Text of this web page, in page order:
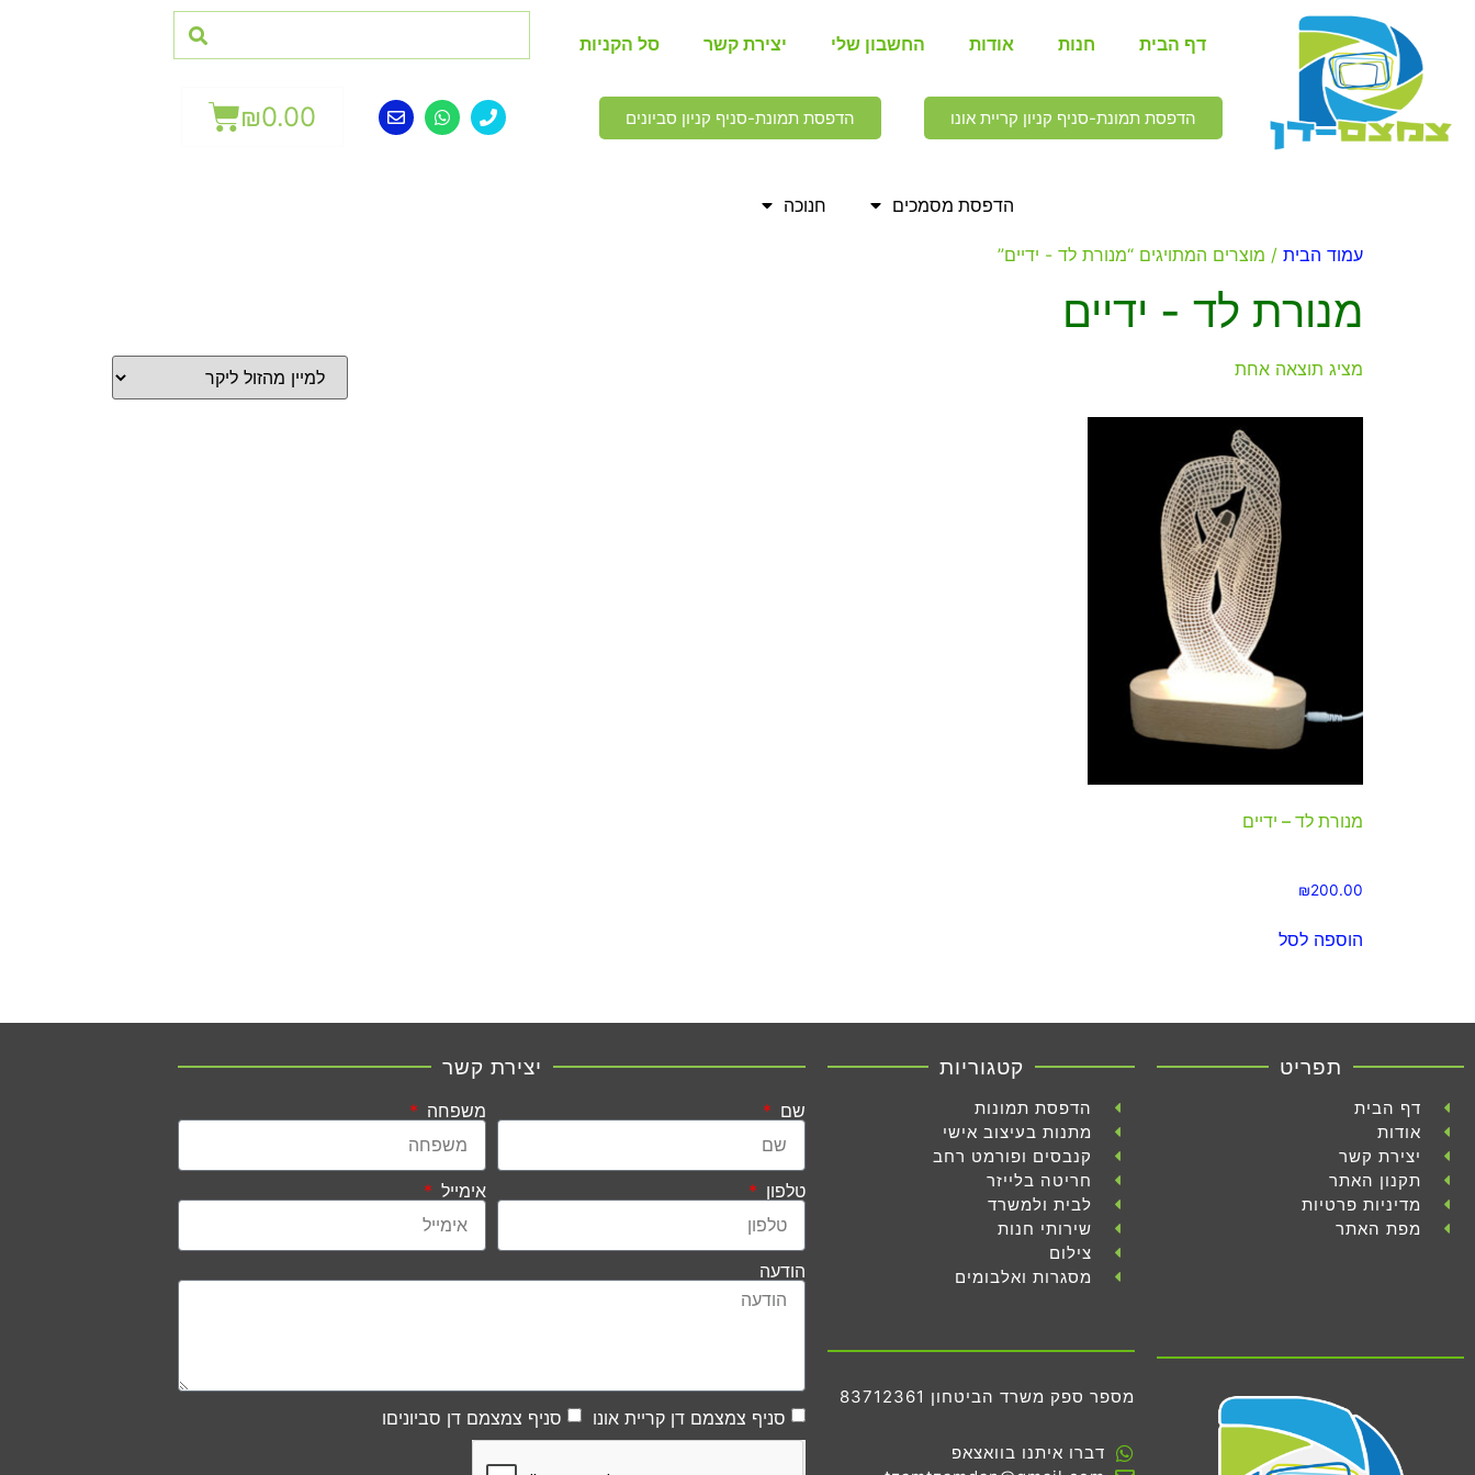
דף הבית חנות אודות החשבון שלי יצירת קשר סל הקניות
הדפסת תמונת-סניף קניון קריית אונו הדפסת תמונת-סניף קניון סביונים ₪0.00
הדפסת מסמכים חנוכה
עמוד הבית / מוצרים המתויגים “מנורת לד - ידיים”
מנורת לד - ידיים
מציג תוצאה אחת
מנורת לד – ידיים
₪200.00
הוספה לסל
תפריט
דף הבית
אודות
יצירת קשר
תקנון האתר
מדיניות פרטיות
מפת האתר
קטגוריות
הדפסת תמונות
מתנות בעיצוב אישי
קנבסים ופורמט רחב
חריטה בלייזר
לבית ולמשרד
שירותי חנות
צילום
מסגרות ואלבומים
מספר ספק משרד הביטחון 83712361
דברו איתנו בוואצאפ
יצירת קשר
שם משפחה
טלפון אימייל
הודעה
סניף צמצמם דן קריית אונו סניף צמצמם דן סביוניםו